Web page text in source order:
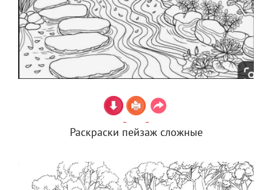
Раскраски пейзаж сложные